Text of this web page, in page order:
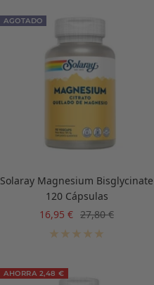
AGOTADO
Solaray Magnesium Bisglycinate
120 Cápsulas
Precio
16,95 € Precio
normal
27,80 €
AHORRA 2,48 €